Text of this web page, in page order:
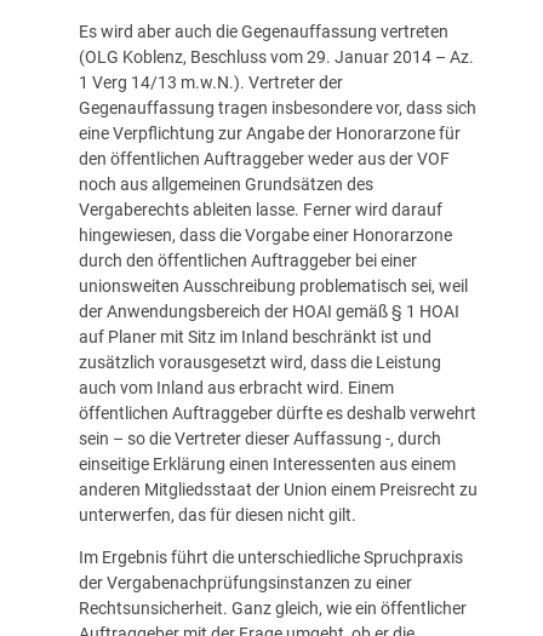
Es wird aber auch die Gegenauffassung vertreten
(OLG Koblenz, Beschluss vom 29. Januar 2014 – Az.
1 Verg 14/13 m.w.N.). Vertreter der
Gegenauffassung tragen insbesondere vor, dass sich
eine Verpflichtung zur Angabe der Honorarzone für
den öffentlichen Auftraggeber weder aus der VOF
noch aus allgemeinen Grundsätzen des
Vergaberechts ableiten lasse. Ferner wird darauf
hingewiesen, dass die Vorgabe einer Honorarzone
durch den öffentlichen Auftraggeber bei einer
unionsweiten Ausschreibung problematisch sei, weil
der Anwendungsbereich der HOAI gemäß § 1 HOAI
auf Planer mit Sitz im Inland beschränkt ist und
zusätzlich vorausgesetzt wird, dass die Leistung
auch vom Inland aus erbracht wird. Einem
öffentlichen Auftraggeber dürfte es deshalb verwehrt
sein – so die Vertreter dieser Auffassung -, durch
einseitige Erklärung einen Interessenten aus einem
anderen Mitgliedsstaat der Union einem Preisrecht zu
unterwerfen, das für diesen nicht gilt.
Im Ergebnis führt die unterschiedliche Spruchpraxis
der Vergabenachprüfungsinstanzen zu einer
Rechtsunsicherheit. Ganz gleich, wie ein öffentlicher